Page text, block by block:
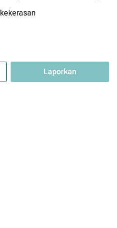
Laporkan